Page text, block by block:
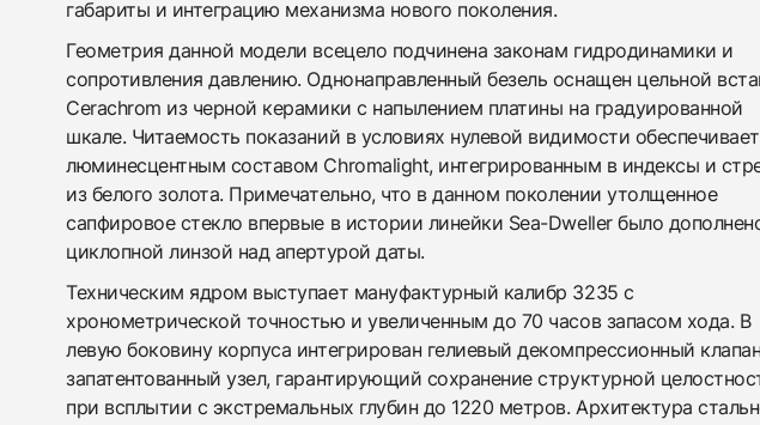
габариты и интеграцию механизма нового поколения.
Геометрия данной модели всецело подчинена законам гидродинамики и
сопротивления давлению. Однонаправленный безель оснащен цельной
Cerachrom из черной керамики с напылением платины на градуированной
шкале. Читаемость показаний в условиях нулевой видимости
люминесцентным составом Chromalight, интегрированным в индексы и
из белого золота. Примечательно, что в данном поколении утолщенное
сапфировое стекло впервые в истории линейки Sea-Dweller было
циклопной линзой над апертурой даты.
Техническим ядром выступает мануфактурный калибр 3235 с
хронометрической точностью и увеличенным до 70 часов запасом хода. В
левую боковину корпуса интегрирован гелиевый декомпрессионный
запатентованный узел, гарантирующий сохранение структурной
при всплытии с экстремальных глубин до 1220 метров. Архитектура
$17,750
Отправить заявку
Отправить заявку